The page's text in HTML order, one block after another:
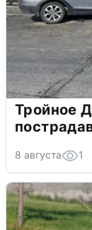
Тройное
8 августа 1